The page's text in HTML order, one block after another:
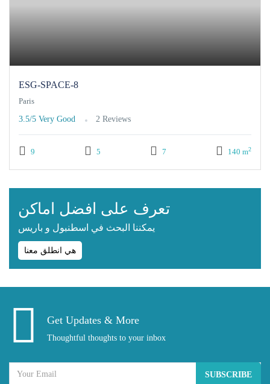
ESG-SPACE-8
Paris
3.5/5 Very Good 2 Reviews
9 5 7 140 m2
تعرف على افضل اماكن
يمكننا البحث في اسطنبول و باريس
هي انطلق معنا
Get Updates & More
Thoughtful thoughts to your inbox
SUBSCRIBE